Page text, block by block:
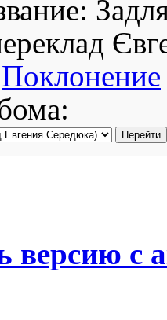
Поклонение
версию c